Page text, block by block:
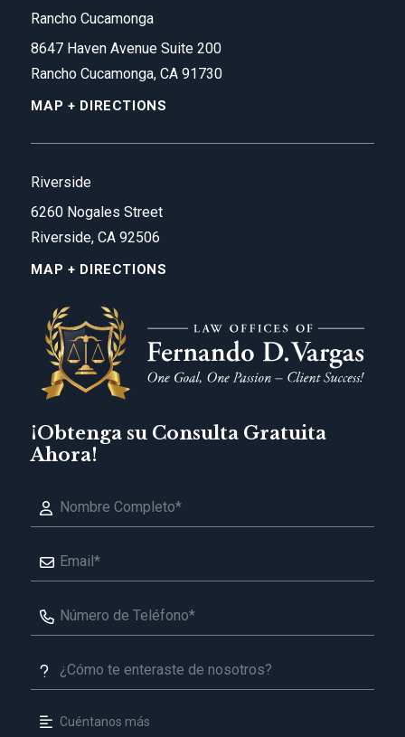
Rancho Cucamonga
8647 Haven Avenue Suite 200
Rancho Cucamonga, CA 91730
MAP + DIRECTIONS
Riverside
6260 Nogales Street
Riverside, CA 92506
MAP + DIRECTIONS
¡Obtenga su Consulta Gratuita
Ahora!